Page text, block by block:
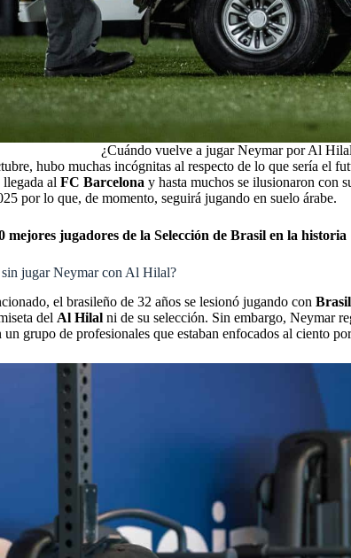
¿Cuándo vuelve a jugar Neymar por Al
hubo muchas incógnitas al respecto de lo que sería el
al FC Barcelona y hasta muchos se ilusionaron con
por lo que, de momento, seguirá jugando en suelo árabe.
mejores jugadores de la Selección de Brasil en la historia
jugar Neymar con Al Hilal?
el brasileño de 32 años se lesionó jugando con Brasil
del Al Hilal ni de su selección. Sin embargo, Neymar
grupo de profesionales que estaban enfocados al ciento